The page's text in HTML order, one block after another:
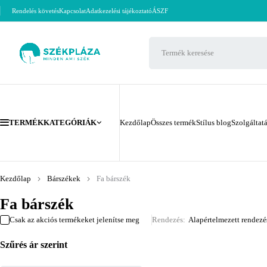
Rendelés követésKapcsolatAdatkezelési tájékoztatóÁSZF
TERMÉKKATEGÓRIÁK KezdőlapÖsszes termékStílus blog
Fa bárszék
Kezdőlap Bárszékek Fa bárszék
Szűrés ár szerint
Csak az akciós termékeket jelenítse meg Rendezés Alapértelmezett